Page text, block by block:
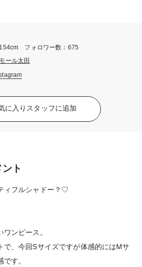
フォロワー数：675
ール太田
に入りスタッフに追加
ト
ィフルシャドー？♡
ンピース。
で、今回Sサイズですが体感的にはMサ
す。